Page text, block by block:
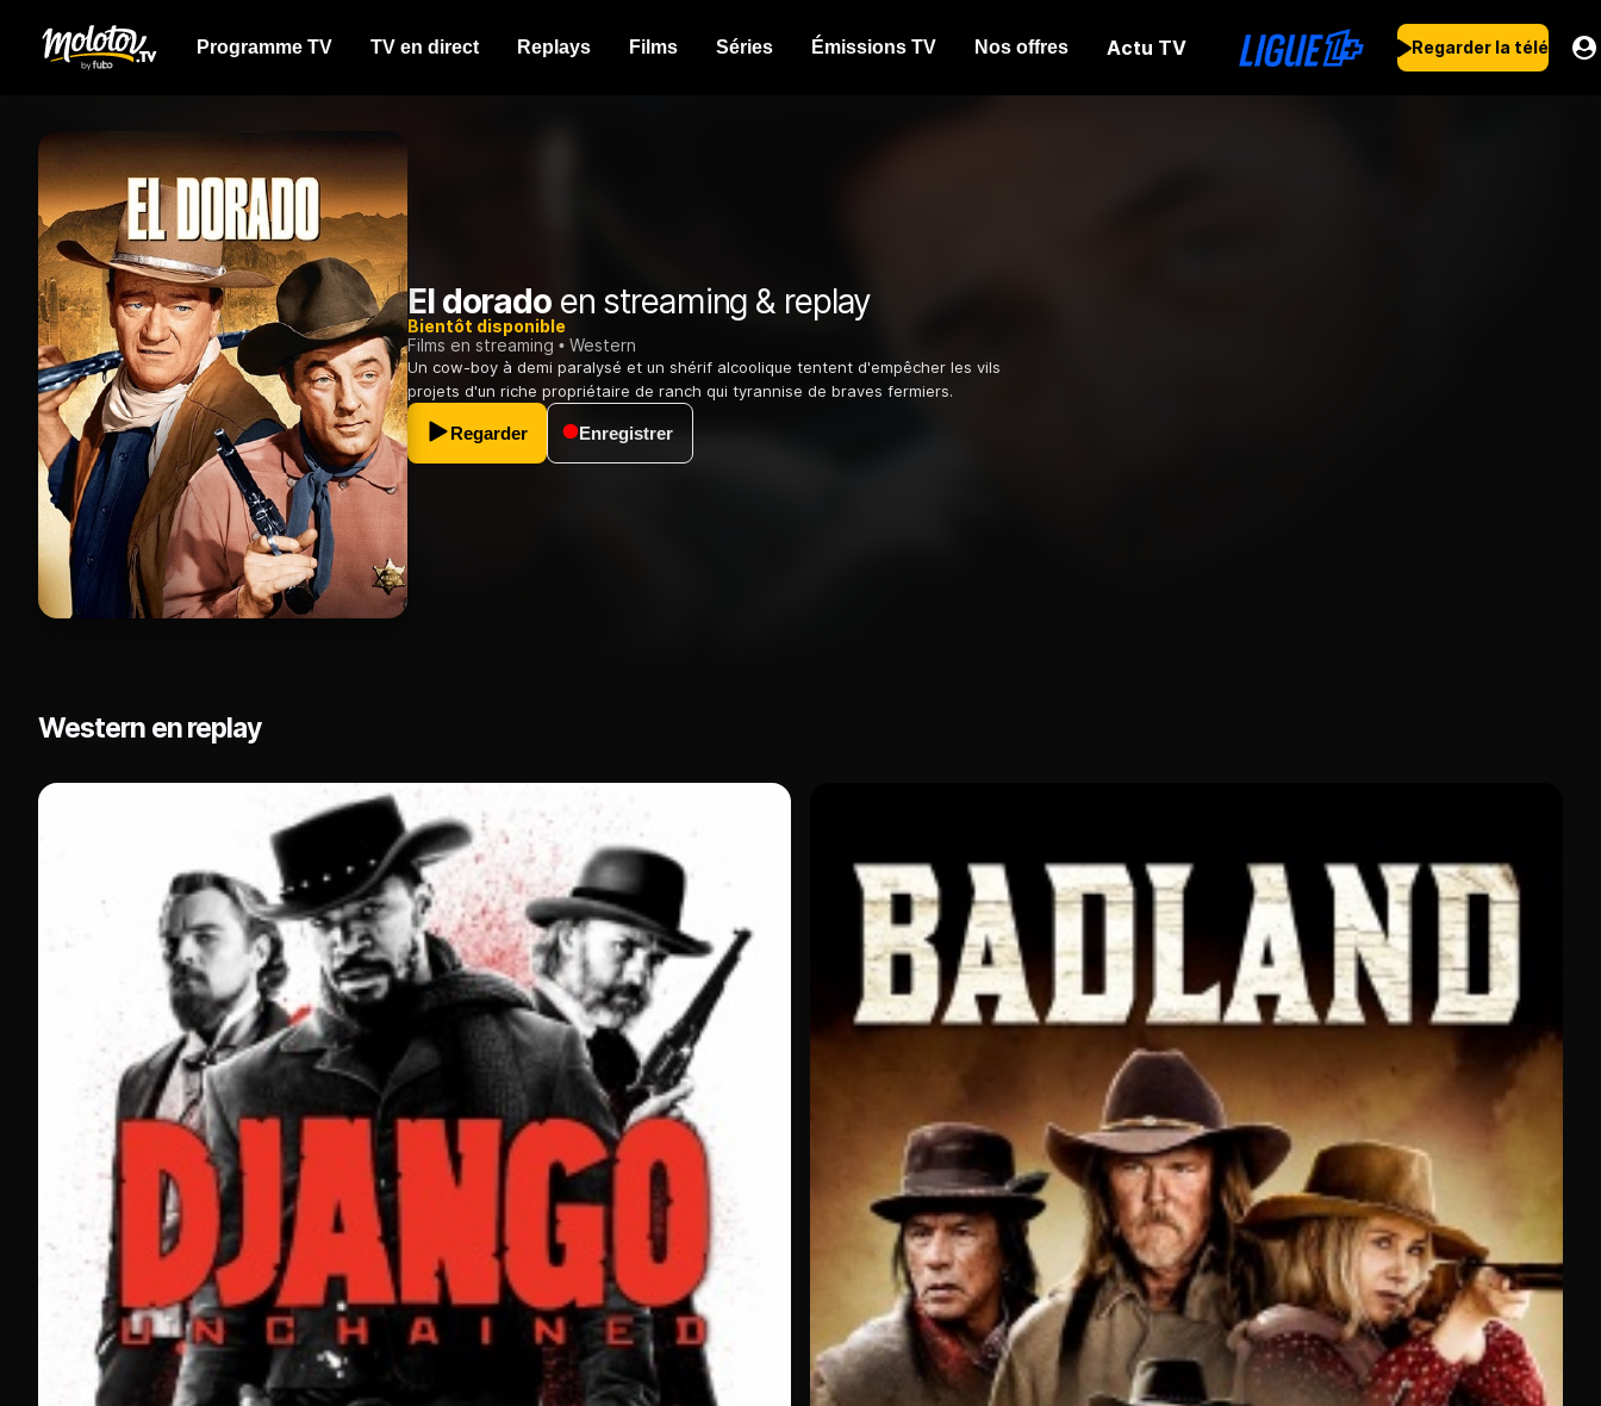
Programme TV TV en direct Replays Films Séries Émissions TV Nos offres Actu TV Regarder la télé
El doradoen streaming & replay
Bientôt disponible
Films en streaming
Western
Un cow-boy à demi paralysé et un shérif alcoolique tentent d'empêcher les vils
projets d'un riche propriétaire de ranch qui tyrannise de braves fermiers.
Regarder Enregistrer
Western en replay